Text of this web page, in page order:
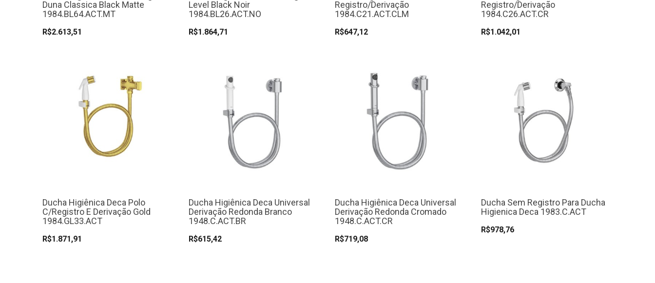
Duna Classica Black Matte
1984.BL64.ACT.MT
R$2.613,51
Level Black Noir
1984.BL26.ACT.NO
R$1.864,71
Registro/Derivação
1984.C21.ACT.CLM
R$647,12
Registro/Derivação
1984.C26.ACT.CR
R$1.042,01
Ducha Higiênica Deca Polo
C/Registro E Derivação Gold
1984.GL33.ACT
R$1.871,91
Ducha Higiênica Deca Universal
Derivação Redonda Branco
1948.C.ACT.BR
R$615,42
Ducha Higiênica Deca Universal
Derivação Redonda Cromado
1948.C.ACT.CR
R$719,08
Ducha Sem Registro Para Ducha
Higienica Deca 1983.C.ACT
R$978,76